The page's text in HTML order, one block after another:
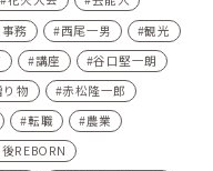
務 西尾一男
観光
講座
谷口堅一朗
り物
赤松隆一郎
転職
農業
REBORN